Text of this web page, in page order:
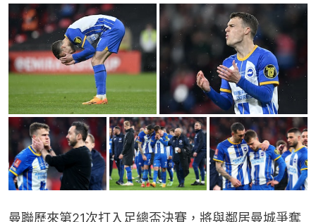
曼聯歷來第21次打入足總盃決賽，將與鄰居曼城爭奪